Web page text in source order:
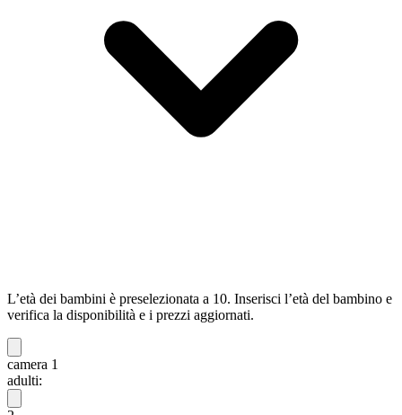
L’età dei bambini è preselezionata a 10. Inserisci l’età del bambino e
verifica la disponibilità e i prezzi aggiornati.
camera 1
adulti: